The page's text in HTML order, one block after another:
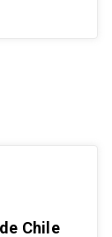
Chile